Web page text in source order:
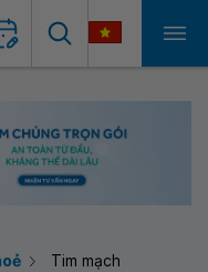
Tim mạch